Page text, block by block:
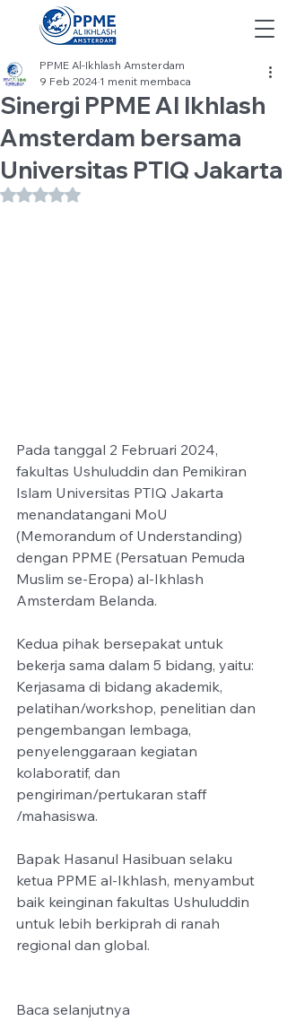
Sinergi PPME Al Ikhlash
Amsterdam bersama
Universitas PTIQ Jakarta
PPME Al-Ikhlash Amsterdam
9 Feb 2024 1 menit membaca
Dinilai NaN dari 5 bintang.
Pada tanggal 2 Februari 2024,
fakultas Ushuluddin dan Pemikiran
Islam Universitas PTIQ Jakarta
menandatangani MoU
(Memorandum of Understanding)
dengan PPME (Persatuan Pemuda
Muslim se-Eropa) al-Ikhlash
Amsterdam Belanda.
Kedua pihak bersepakat untuk
bekerja sama dalam 5 bidang, yaitu:
Kerjasama di bidang akademik,
pelatihan/workshop, penelitian dan
pengembangan lembaga,
penyelenggaraan kegiatan
kolaboratif, dan
pengiriman/pertukaran staff
/mahasiswa.
Bapak Hasanul Hasibuan selaku
ketua PPME al-Ikhlash, menyambut
baik keinginan fakultas Ushuluddin
untuk lebih berkiprah di ranah
regional dan global.
Baca selanjutnya